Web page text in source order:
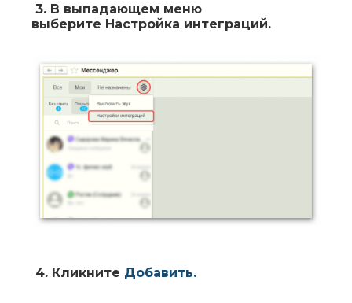
3. В выпадающем меню
выберите Настройка интеграций.
4. Кликните Добавить.